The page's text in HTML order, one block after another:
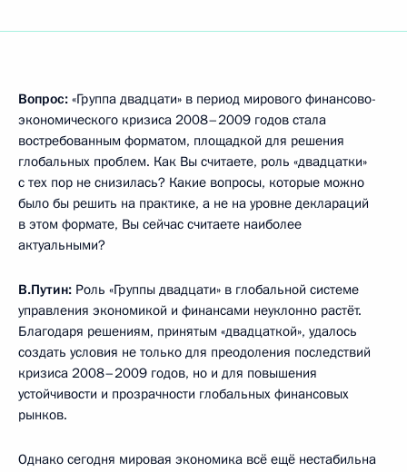
Вопрос: «Группа двадцати» в период мирового финансово-
экономического кризиса 2008–2009 годов стала
востребованным форматом, площадкой для решения
глобальных проблем. Как Вы считаете, роль «двадцатки»
с тех пор не снизилась? Какие вопросы, которые можно
было бы решить на практике, а не на уровне деклараций
в этом формате, Вы сейчас считаете наиболее
актуальными?
В.Путин: Роль «Группы двадцати» в глобальной системе
управления экономикой и финансами неуклонно растёт.
Благодаря решениям, принятым «двадцаткой», удалось
создать условия не только для преодоления последствий
кризиса 2008–2009 годов, но и для повышения
устойчивости и прозрачности глобальных финансовых
рынков.
Однако сегодня мировая экономика всё ещё нестабильна